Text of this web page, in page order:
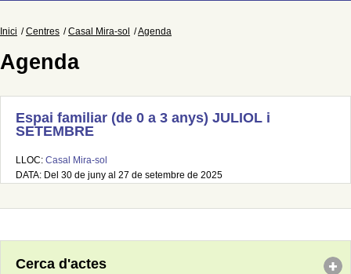
Inici Centres Casal Mira-sol Agenda
Agenda
Espai familiar (de 0 a 3 anys) JULIOL i
SETEMBRE
LLOC: Casal Mira-sol
DATA: Del 30 de juny al 27 de setembre de 2025
Cerca d'actes